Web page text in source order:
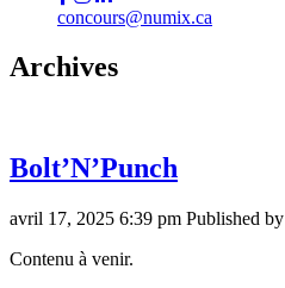
concours@numix.ca
Archives
Bolt’N’Punch
avril 17, 2025 6:39 pm Published by
Contenu à venir.